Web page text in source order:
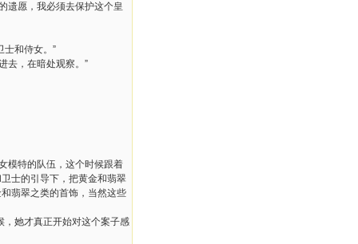
遗愿，我必须去保护这个皇
士和侍女。”
去，在暗处观察。”
模特的队伍，这个时候跟着
士的引导下，把黄金和翡翠
翡翠之类的首饰，当然这些
，她才真正开始对这个案子感